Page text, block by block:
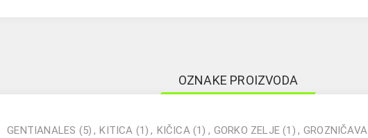
OZNAKE PROIZVODA
GENTIANALES (5) , KITICA (1) , KIČICA (1) , GORKO ZELJE (1) , GROZNIČAVA